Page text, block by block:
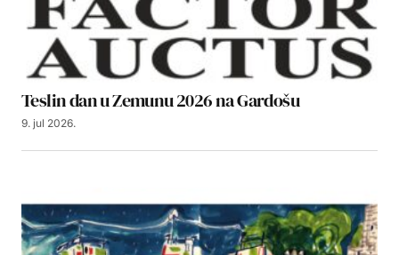
Teslin dan u Zemunu 2026 na Gardošu
9. jul 2026.